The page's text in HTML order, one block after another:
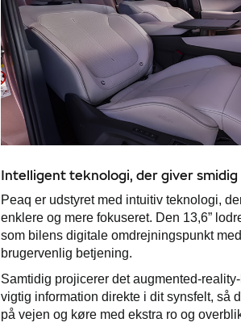
Intelligent teknologi, der giver smidig
Peaq er udstyret med intuitiv teknologi,
enklere og mere fokuseret. Den 13,6”
som bilens digitale omdrejningspunkt
brugervenlig betjening.
Samtidig projicerer det augmented-
vigtig information direkte i dit synsfelt, så
på vejen og køre med ekstra ro og